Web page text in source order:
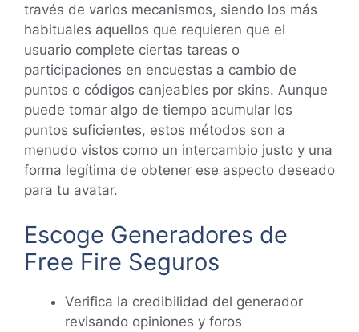
través de varios mecanismos, siendo los más
habituales aquellos que requieren que el
usuario complete ciertas tareas o
participaciones en encuestas a cambio de
puntos o códigos canjeables por skins. Aunque
puede tomar algo de tiempo acumular los
puntos suficientes, estos métodos son a
menudo vistos como un intercambio justo y una
forma legítima de obtener ese aspecto deseado
para tu avatar.
Escoge Generadores de
Free Fire Seguros
Verifica la credibilidad del generador
revisando opiniones y foros